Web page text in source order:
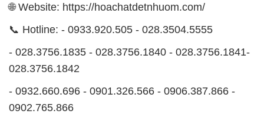
🌐 Website: https://hoachatdetnhuom.com/
📞 Hotline: - 0933.920.505 - 028.3504.5555
- 028.3756.1835 - 028.3756.1840 - 028.3756.1841-
028.3756.1842
- 0932.660.696 - 0901.326.566 - 0906.387.866 -
0902.765.866